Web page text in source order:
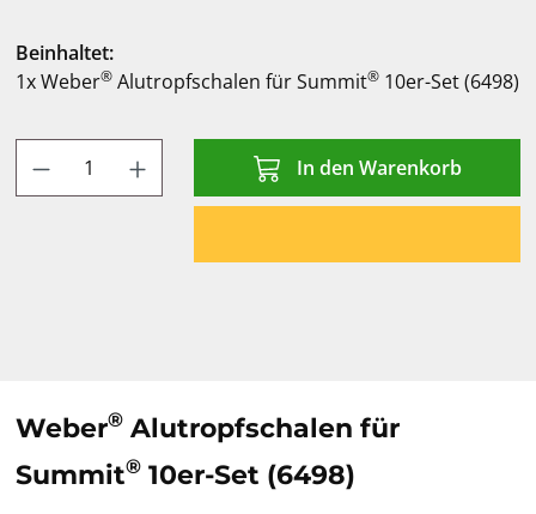
Beinhaltet:
1x Weber® Alutropfschalen für Summit® 10er-Set (6498)
Produkt Anzahl: Gib den gewünschten
In den Warenkorb
Weber® Alutropfschalen für
Summit® 10er-Set (6498)